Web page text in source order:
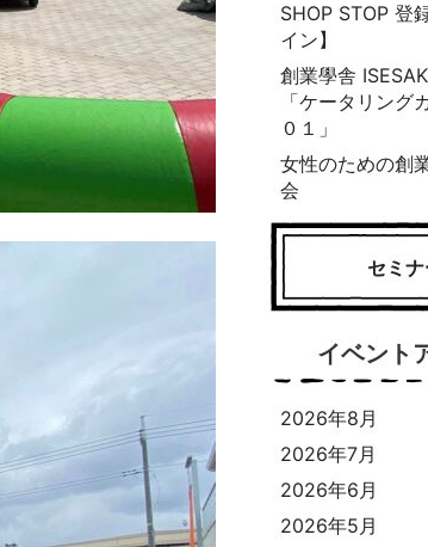
SHOP STOP 登
イン】
創業學舎
「ケータリング
０１」
女性のための創
会
セミ
イベント
2026年8月
2026年7月
2026年6月
2026年5月